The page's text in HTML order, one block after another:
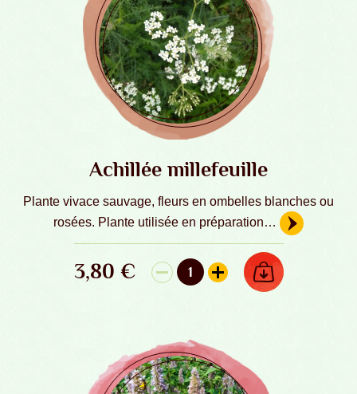
Achillée millefeuille
Plante vivace sauvage, fleurs en ombelles blanches ou
rosées. Plante utilisée en préparation…
3,80 € 1
quantité de Achillée millefeuille -
AJOUTER AU PANIER